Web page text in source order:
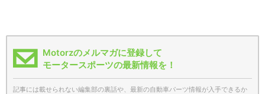
Motorzのメルマガに登録して
モータースポーツの最新情報を！
記事には載せられない編集部の裏話や、最新の自動車パーツ情報が入手できるか